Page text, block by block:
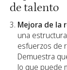
de talento
Mejora de la
una estructura
esfuerzos de
Demuestra
lo que puede